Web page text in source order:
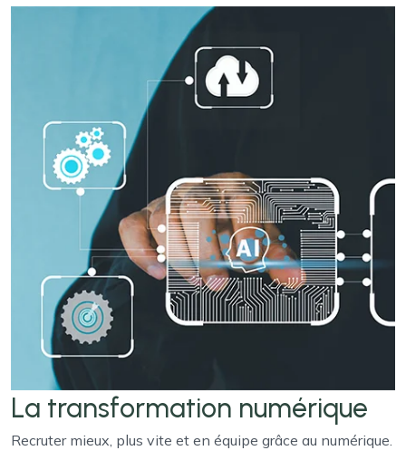
La transformation numérique
Recruter mieux, plus vite et en équipe grâce au numérique.